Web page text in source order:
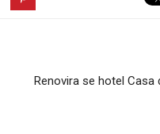
Renovira se hotel Casa